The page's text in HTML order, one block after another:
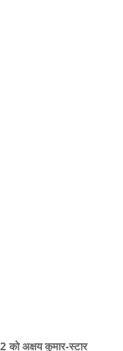
अक्षय कुमार-स्टार